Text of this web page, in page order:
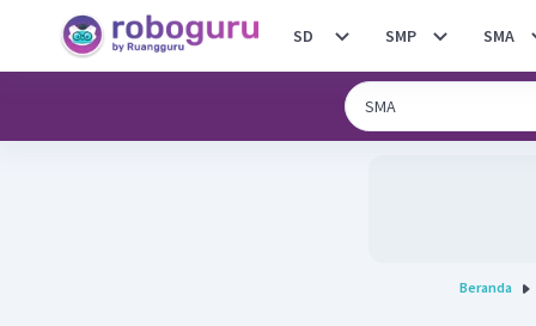
SD SMP SMA
Beranda